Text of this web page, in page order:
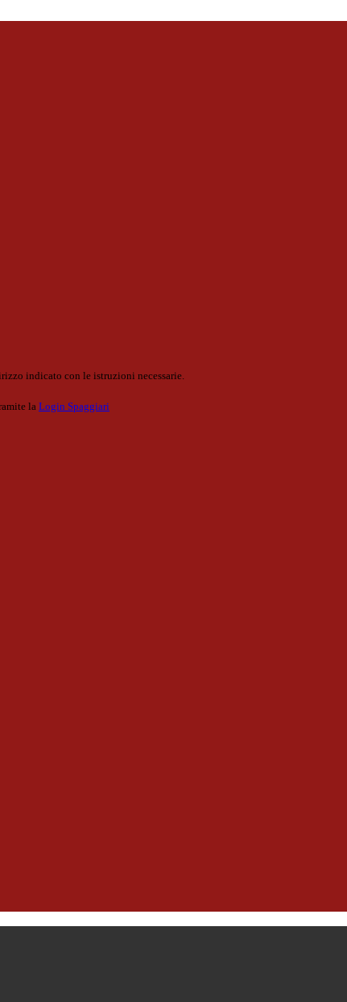
indicato con le istruzioni necessarie.
la Login Spaggiari